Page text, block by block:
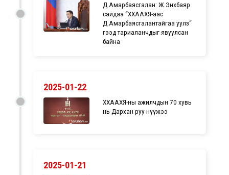
Д.Амарбаясгалан: Ж.Энхбаяр
сайдаа “ХХААХҮЯ-аас
Д.Амарбаясгалантайгаа уулз“
гээд тариаланчдыг явуулсан
байна
2025-01-22
ХХААХҮЯ-ны ажилчдын 70 хувь
нь Дархан руу нүүжээ
2025-01-21